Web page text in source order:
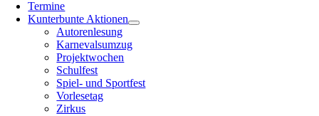
Termine
Kunterbunte Aktionen
Autorenlesung
Karnevalsumzug
Projektwochen
Schulfest
Spiel- und Sportfest
Vorlesetag
Zirkus